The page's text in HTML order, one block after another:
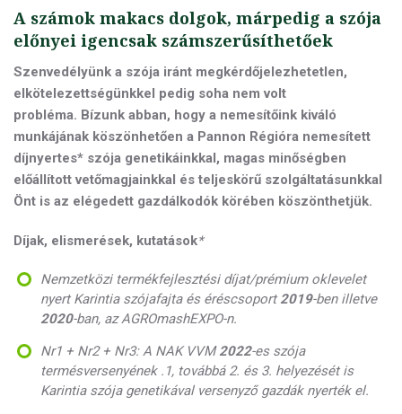
A számok makacs dolgok, márpedig a szója
előnyei igencsak számszerűsíthetőek
Szenvedélyünk a szója iránt megkérdőjelezhetetlen,
elkötelezettségünkkel pedig soha nem volt
probléma. Bízunk abban, hogy a nemesítőink kiváló
munkájának köszönhetően a Pannon Régióra nemesített
díjnyertes* szója genetikáinkkal, magas minőségben
előállított vetőmagjainkkal és teljeskörű szolgáltatásunkkal
Önt is az elégedett gazdálkodók körében köszönthetjük.
Díjak, elismerések, kutatások*
Nemzetközi termékfejlesztési díjat/prémium oklevelet
nyert Karintia szójafajta és éréscsoport2019-ben illetve
2020-ban, az AGROmashEXPO-n.
Nr1 + Nr2 + Nr3: A NAK VVM2022-es szója
termésversenyének .1, továbbá 2. és 3. helyezését is
Karintia szója genetikával versenyző gazdák nyerték el.